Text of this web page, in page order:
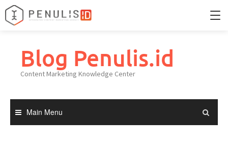
Home
Portfolio
Blog Penulis.id
Content Marketing Knowledge Center
Main Menu